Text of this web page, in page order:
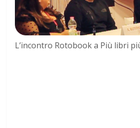
L’incontro Rotobook a Più libri